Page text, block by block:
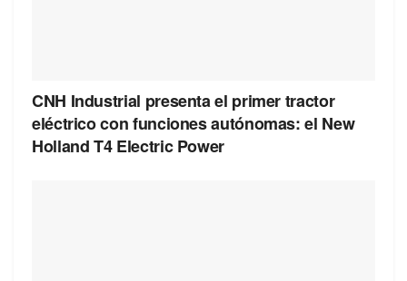
CNH Industrial presenta el primer tractor
eléctrico con funciones autónomas: el New
Holland T4 Electric Power